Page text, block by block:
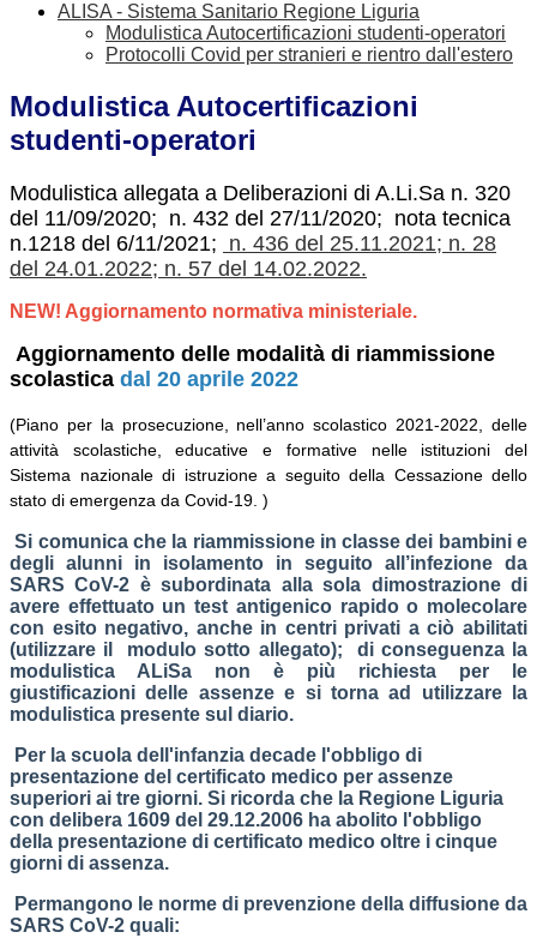
ALISA - Sistema Sanitario Regione Liguria
Modulistica Autocertificazioni studenti-operatori
Protocolli Covid per stranieri e rientro dall'estero
Modulistica Autocertificazioni
studenti-operatori
Modulistica allegata a Deliberazioni di A.Li.Sa n. 320
del 11/09/2020; n. 432 del 27/11/2020; nota tecnica
n.1218 del 6/11/2021; n. 436 del 25.11.2021; n. 28
del 24.01.2022; n. 57 del 14.02.2022.
NEW! Aggiornamento normativa ministeriale.
Aggiornamento delle modalità di riammissione
scolastica dal 20 aprile 2022
(Piano per la prosecuzione, nell’anno scolastico 2021-2022, delle
attività scolastiche, educative e formative nelle istituzioni del
Sistema nazionale di istruzione a seguito della Cessazione dello
stato di emergenza da Covid-19. )
Si comunica che la riammissione in classe dei bambini e
degli alunni in isolamento in seguito all’infezione da
SARS CoV-2 è subordinata alla sola dimostrazione di
avere effettuato un test antigenico rapido o molecolare
con esito negativo, anche in centri privati a ciò abilitati
(utilizzare il modulo sotto allegato);
di conseguenza la
modulistica ALiSa non è più richiesta per le
giustificazioni delle assenze e si torna ad utilizzare la
modulistica presente sul diario.
Per la scuola dell'infanzia decade l'obbligo di
presentazione del certificato medico per assenze
superiori ai tre giorni. Si ricorda che la Regione Liguria
con delibera 1609 del 29.12.2006 ha abolito l'obbligo
della presentazione di certificato medico oltre i cinque
giorni di assenza.
Permangono le norme di prevenzione della diffusione da
SARS CoV-2 quali: